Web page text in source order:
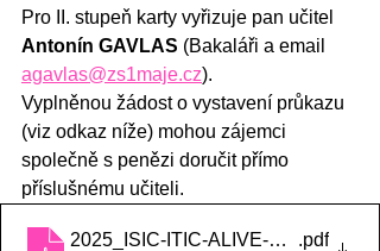
Pro II. stupeň karty vyřizuje pan učitel
Antonín GAVLAS (Bakaláři a email
agavlas@zs1maje.cz).
Vyplněnou žádost o vystavení průkazu
(viz odkaz níže) mohou zájemci
společně s penězi doručit přímo
příslušnému učiteli.
2025_ISIC-ITIC-ALIVE-Žádost
.pdf